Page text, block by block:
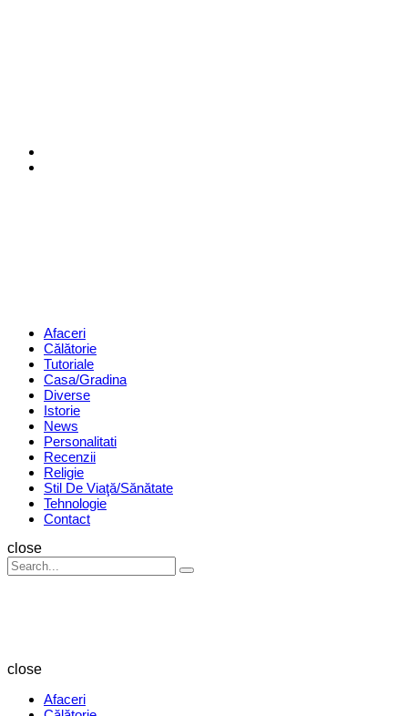
Menu Afaceri
Călătorie
Tutoriale
Casa/Gradina
Diverse
Istorie
News
Personalitati
Recenzii
Religie
Stil De Viaţă/Sănătate
Tehnologie
Contact
Search
close
Search
for:
Search
close
Afaceri